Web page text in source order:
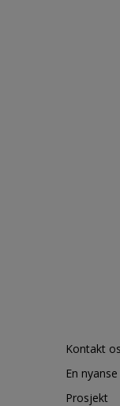
Kontakt
En
Prosjekt